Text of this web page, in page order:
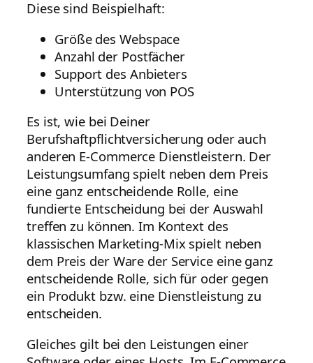
Diese sind Beispielhaft:
Größe des Webspace
Anzahl der Postfächer
Support des Anbieters
Unterstützung von POS
Es ist, wie bei Deiner
Berufshaftpflichtversicherung oder auch
anderen E-Commerce Dienstleistern. Der
Leistungsumfang spielt neben dem Preis
eine ganz entscheidende Rolle, eine
fundierte Entscheidung bei der Auswahl
treffen zu können. Im Kontext des
klassischen Marketing-Mix spielt neben
dem Preis der Ware der Service eine ganz
entscheidende Rolle, sich für oder gegen
ein Produkt bzw. eine Dienstleistung zu
entscheiden.
Gleiches gilt bei den Leistungen einer